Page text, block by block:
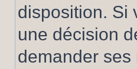
disposition. Si
une décision
demander ses